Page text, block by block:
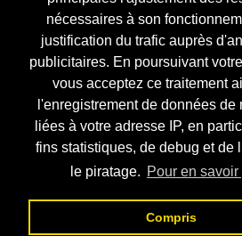
nécessaires à son
justification du trafic auprès
publicitaires. En poursuivant
vous acceptez ce traitement
l'enregistrement de données de
liées à votre adresse IP, en
fins statistiques, de debug et de
le piratage. Pour en savoir
Compris
Réalisations
Divers (et d’été)
Annonces
Liens externes
Téléchargement
Contact